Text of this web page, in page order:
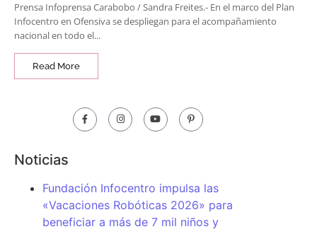
Prensa Infoprensa Carabobo / Sandra Freites.- En el marco del Plan
Infocentro en Ofensiva se despliegan para el acompañamiento
nacional en todo el...
Read More
Noticias
Fundación Infocentro impulsa las
«Vacaciones Robóticas 2026» para
beneficiar a más de 7 mil niños y